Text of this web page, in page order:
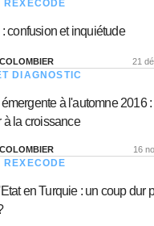
REXECODE
confusion et inquiétude
21
DIAGNOSTIC
à l'automne 2016 :
à la croissance
16
REXECODE
en Turquie : un coup dur